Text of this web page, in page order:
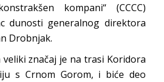
kompani“ (CCCC)
dunosti generalnog direktora
Drobnjak.
značaj je na trasi Koridora
s Crnom Gorom, i biće deo